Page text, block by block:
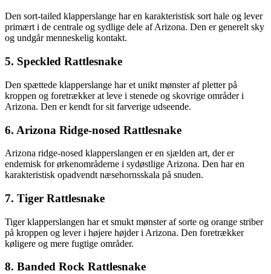
Den sort-tailed klapperslange har en karakteristisk sort hale og lever
primært i de centrale og sydlige dele af Arizona. Den er generelt sky
og undgår menneskelig kontakt.
5. Speckled Rattlesnake
Den spættede klapperslange har et unikt mønster af pletter på
kroppen og foretrækker at leve i stenede og skovrige områder i
Arizona. Den er kendt for sit farverige udseende.
6. Arizona Ridge-nosed Rattlesnake
Arizona ridge-nosed klapperslangen er en sjælden art, der er
endemisk for ørkenområderne i sydøstlige Arizona. Den har en
karakteristisk opadvendt næsehornsskala på snuden.
7. Tiger Rattlesnake
Tiger klapperslangen har et smukt mønster af sorte og orange striber
på kroppen og lever i højere højder i Arizona. Den foretrækker
køligere og mere fugtige områder.
8. Banded Rock Rattlesnake